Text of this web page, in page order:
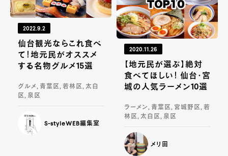
2022.9.2
仙台観光ならこれ食べ
て！地元民がオススメ
する名物グルメ15選
グルメ, 青葉区, 若林区, 太白
区, 泉区
S-styleWEB編集室
2020.11.26
【地元民が選ぶ】絶対
食べてほしい！ 仙台・宮
城の人気ラーメン10選
ラーメン, 青葉区, 宮城野区, 若
林区, 太白区, 泉区
メリ田